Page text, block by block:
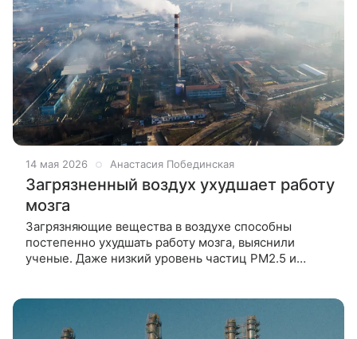
14 мая 2026 Анастасия Побединская
Загрязненный воздух ухудшает работу
мозга
Загрязняющие вещества в воздухе способны
постепенно ухудшать работу мозга, выяснили
ученые. Даже низкий уровень частиц PM2.5 и